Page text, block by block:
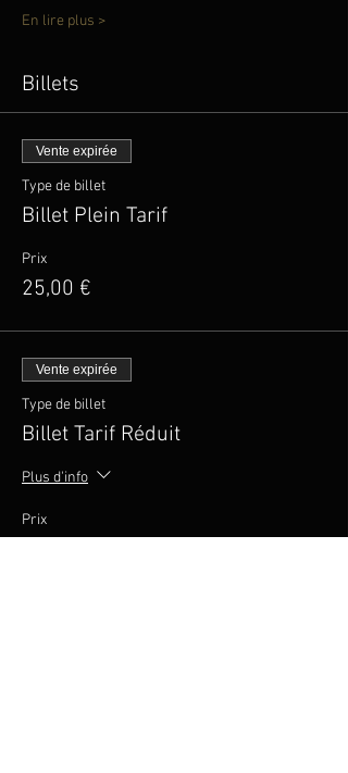
En lire plus >
Billets
Vente expirée
Type de billet
Billet Plein Tarif
Prix
25,00 €
Vente expirée
Type de billet
Billet Tarif Réduit
Plus d'info
Prix